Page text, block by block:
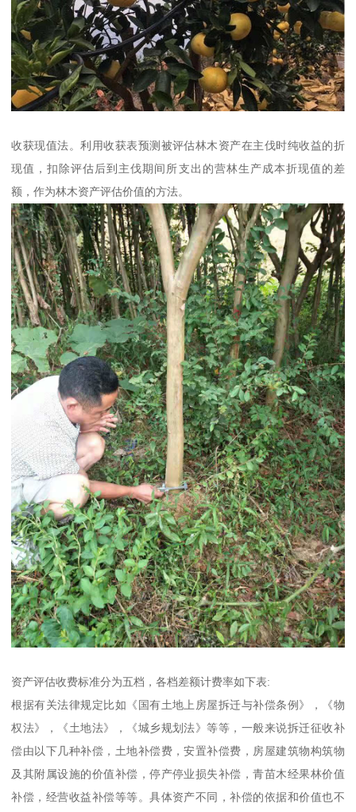
收获现值法。利用收获表预测被评估林木资产在主伐时纯收益的折
现值，扣除评估后到主伐期间所支出的营林生产成本折现值的差
额，作为林木资产评估价值的方法。
资产评估收费标准分为五档，各档差额计费率如下表:
根据有关法律规定比如《国有土地上房屋拆迁与补偿条例》，《物
权法》，《土地法》，《城乡规划法》等等，一般来说拆迁征收补
偿由以下几种补偿，土地补偿费，安置补偿费，房屋建筑物构筑物
及其附属设施的价值补偿，停产停业损失补偿，青苗木经果林价值
补偿，经营收益补偿等等。具体资产不同，补偿的依据和价值也不